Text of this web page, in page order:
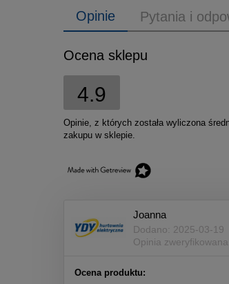
Opinie Pytania i
Ocena sklepu
4.9
Opinie, z których została wyliczona
zakupu w sklepie.
Joanna
Dodano: 2025-03-19
Opinia zweryfikowana
Ocena produktu: